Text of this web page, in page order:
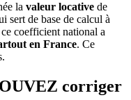
la valeur locative de
sert de base de calcul à
coefficient national a
en France. Ce
corriger